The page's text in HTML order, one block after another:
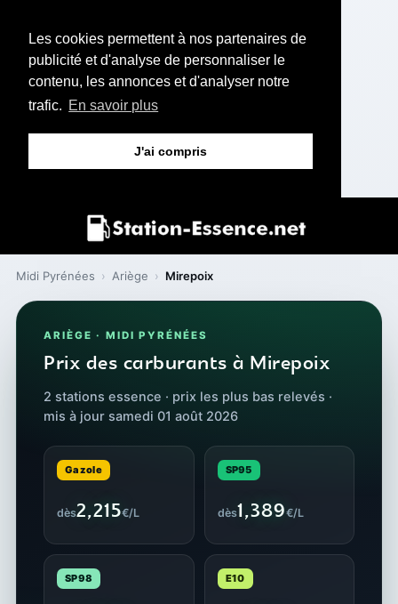
Les cookies permettent à nos partenaires de
publicité et d'analyse de personnaliser le
contenu, les annonces et d'analyser notre
trafic. En savoir plus
J'ai compris
Midi Pyrénées › Ariège › Mirepoix
ARIÈGE · MIDI PYRÉNÉES
Prix des carburants à Mirepoix
2 stations essence · prix les plus bas relevés ·
mis à jour samedi 01 août 2026
Gazole
dès2,215€/L
SP95
dès1,389€/L
SP98 E10